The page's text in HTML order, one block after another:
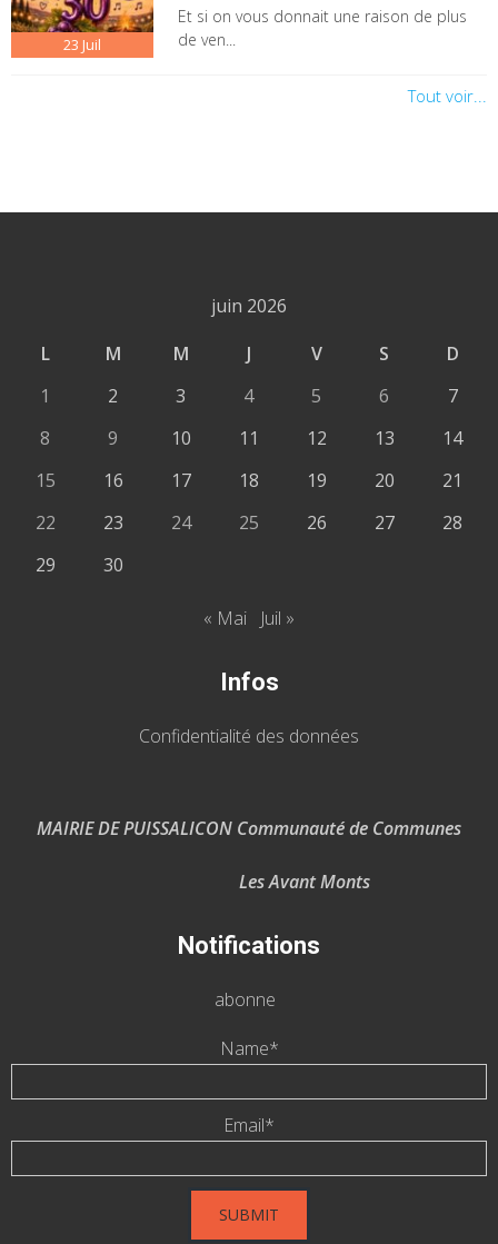
23 Juil
Et si on vous donnait une raison de plus
de ven...
Tout voir...
juin 2026
L
M M J V S
D
1
2 3 4 5 6
7
8
9 10 11 12 13
14
15
16 17 18 19 20
21
22
23 24 25 26 27
28
29
30
« Mai Juil »
Infos
Confidentialité des données
MAIRIE DE PUISSALICON Communauté de Communes
Les Avant Monts
Notifications
abonne
Name*
Email*